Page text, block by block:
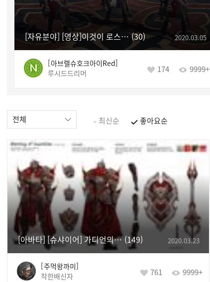
[자유분야] [영상]이것이 로스트아크다 30
아브렐슈호크아이Red
루시드드리머
174 9999+
2020.03.05
전체 최신순 좋아요순
[아바타] [슈샤이어] 가디언의 축복 아바타 149
주먹왕까미
착한배신자
761 9999+
2020.03.23